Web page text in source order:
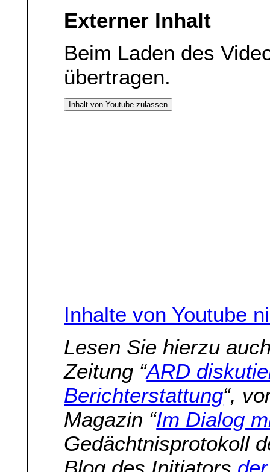
Externer Inhalt
Beim Laden des
übertragen.
Inhalt von Youtube zulassen
Inhalte von Youtube
Lesen Sie hierzu
Zeitung “ARD
Berichterstattung“,
Magazin “Im Dialog
Gedächtnisprotokoll